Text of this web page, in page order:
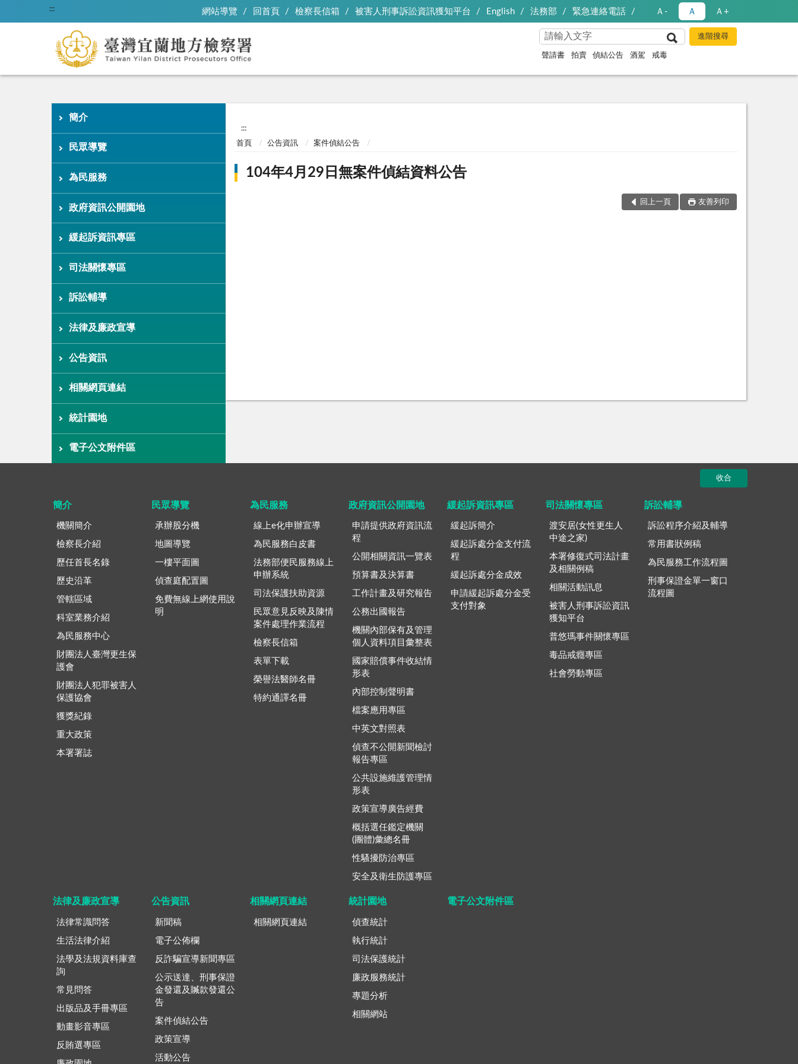
::: 網站導覽 回首頁 檢察長信箱 被害人刑事訴訟資訊獲知平台 English 法務部 緊急連絡電話 Ａ- Ａ Ａ+
聲請書 拍賣 偵結公告 酒駕 戒毒
簡介
民眾導覽
為民服務
政府資訊公開園地
緩起訴資訊專區
司法關懷專區
訴訟輔導
法律及廉政宣導
公告資訊
相關網頁連結
統計園地
電子公文附件區
:::
首頁 公告資訊 案件偵結公告
104年4月29日無案件偵結資料公告
回上一頁 友善列印
收合
簡介
機關簡介
檢察長介紹
歷任首長名錄
歷史沿革
管轄區域
科室業務介紹
為民服務中心
財團法人臺灣更生保
護會
財團法人犯罪被害人
保護協會
獲獎紀錄
重大政策
本署署誌
民眾導覽
承辦股分機
地圖導覽
一樓平面圖
偵查庭配置圖
免費無線上網使用說
明
為民服務
線上e化申辦宣導
為民服務白皮書
法務部便民服務線上
申辦系統
司法保護扶助資源
民眾意見反映及陳情
案件處理作業流程
檢察長信箱
表單下載
榮譽法醫師名冊
特約通譯名冊
政府資訊公開園地
申請提供政府資訊流
程
公開相關資訊一覽表
預算書及決算書
工作計畫及研究報告
公務出國報告
機關內部保有及管理
個人資料項目彙整表
國家賠償事件收結情
形表
內部控制聲明書
檔案應用專區
中英文對照表
偵查不公開新聞檢討
報告專區
公共設施維護管理情
形表
政策宣導廣告經費
概括選任鑑定機關
(團體)彙總名冊
性騷擾防治專區
安全及衛生防護專區
緩起訴資訊專區
緩起訴簡介
緩起訴處分金支付流
程
緩起訴處分金成效
申請緩起訴處分金受
支付對象
司法關懷專區
渡安居(女性更生人
中途之家)
本署修復式司法計畫
及相關例稿
相關活動訊息
被害人刑事訴訟資訊
獲知平台
普悠瑪事件關懷專區
毒品戒癮專區
社會勞動專區
訴訟輔導
訴訟程序介紹及輔導
常用書狀例稿
為民服務工作流程圖
刑事保證金單一窗口
流程圖
法律及廉政宣導
法律常識問答
生活法律介紹
法學及法規資料庫查
詢
常見問答
出版品及手冊專區
動畫影音專區
反賄選專區
公告資訊
新聞稿
電子公佈欄
反詐騙宣導新聞專區
公示送達、刑事保證
金發還及贓款發還公
告
案件偵結公告
政策宣導
活動公告
相關網頁連結
相關網頁連結
統計園地
偵查統計
執行統計
司法保護統計
廉政服務統計
專題分析
相關網站
電子公文附件區